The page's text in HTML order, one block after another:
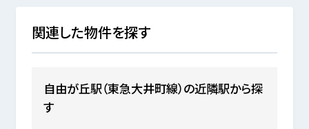
関連した物件を探す
自由が丘駅（東急大井町線）の近隣駅から探
す